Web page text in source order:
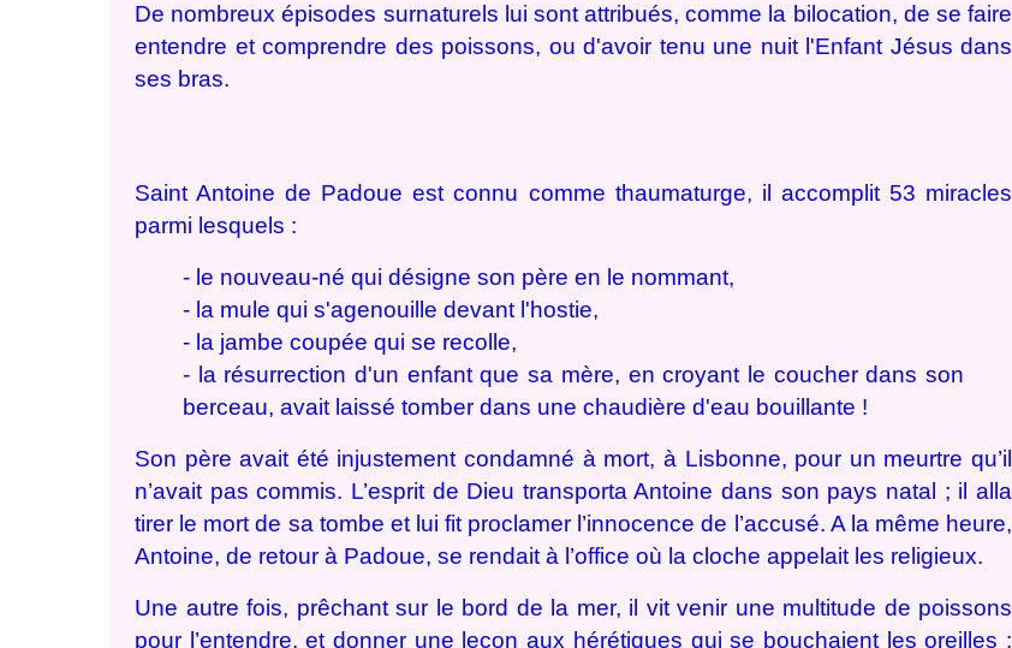
De nombreux épisodes surnaturels lui sont attribués, comme la bilocation, de se faire
entendre et comprendre des poissons, ou d'avoir tenu une nuit l'Enfant Jésus dans
ses bras.
Saint Antoine de Padoue est connu comme thaumaturge, il accomplit 53 miracles
parmi lesquels :
- le nouveau-né qui désigne son père en le nommant,
- la mule qui s'agenouille devant l'hostie,
- la jambe coupée qui se recolle,
- la résurrection d'un enfant que sa mère, en croyant le coucher dans son
berceau, avait laissé tomber dans une chaudière d'eau bouillante !
Son père avait été injustement condamné à mort, à Lisbonne, pour un meurtre qu’il
n’avait pas commis. L’esprit de Dieu transporta Antoine dans son pays natal ; il alla
tirer le mort de sa tombe et lui fit proclamer l’innocence de l’accusé. A la même heure,
Antoine, de retour à Padoue, se rendait à l’office où la cloche appelait les religieux.
Une autre fois, prêchant sur le bord de la mer, il vit venir une multitude de poissons
pour l’entendre, et donner une leçon aux hérétiques qui se bouchaient les oreilles ;